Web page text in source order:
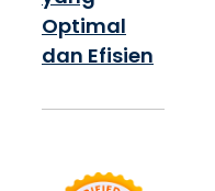
Optimal
dan Efisien